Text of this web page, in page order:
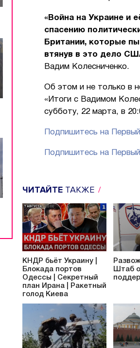
«Война на Украине и
спасению
Британии, которые
втянув в это дело
Вадим Колесниченко.
Об этом и не только в
«Итоги с Вадимом
субботу, 22 марта, в
Подпишитесь на
Подпишитесь на
ЧИТАЙТЕ ТАКЖЕ
КНДР бьёт Украину |
Блокада портов
Одессы | Секретный
план Ирана | Ракетный
голод Киева
Штаб